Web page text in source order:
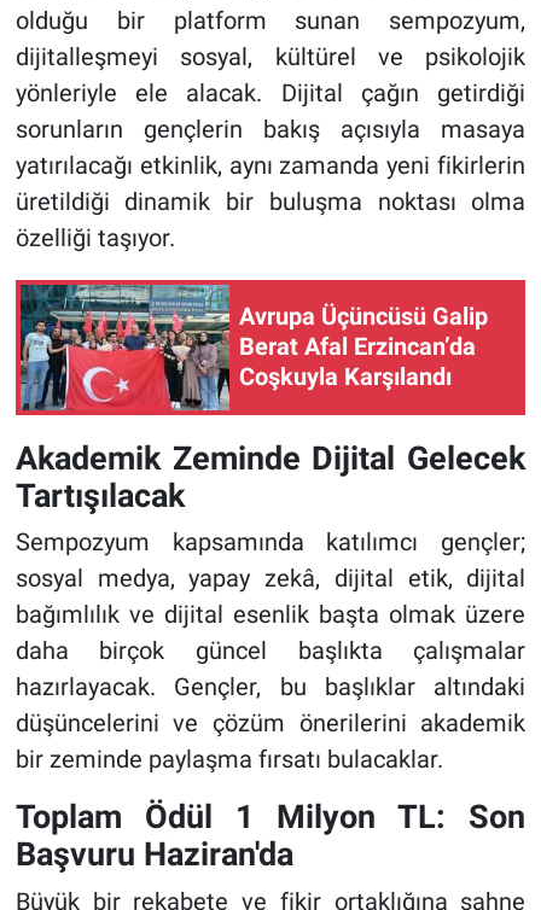
olduğu bir platform sunan sempozyum,
dijitalleşmeyi sosyal, kültürel ve psikolojik
yönleriyle ele alacak. Dijital çağın getirdiği
sorunların gençlerin bakış açısıyla masaya
yatırılacağı etkinlik, aynı zamanda yeni fikirlerin
üretildiği dinamik bir buluşma noktası olma
özelliği taşıyor.
Avrupa Üçüncüsü Galip
Berat Afal Erzincan’da
Coşkuyla Karşılandı
Akademik Zeminde Dijital Gelecek
Tartışılacak
Sempozyum kapsamında katılımcı gençler;
sosyal medya, yapay zekâ, dijital etik, dijital
bağımlılık ve dijital esenlik başta olmak üzere
daha birçok güncel başlıkta çalışmalar
hazırlayacak. Gençler, bu başlıklar altındaki
düşüncelerini ve çözüm önerilerini akademik
bir zeminde paylaşma fırsatı bulacaklar.
Toplam Ödül 1 Milyon TL: Son
Başvuru Haziran'da
Büyük bir rekabete ve fikir ortaklığına sahne